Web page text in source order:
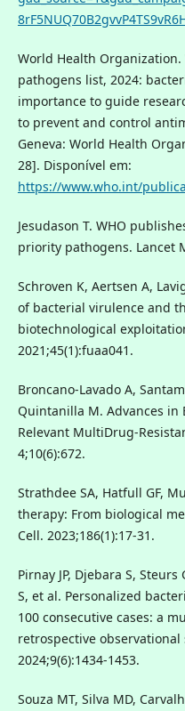
World Health
pathogens list, 2024:
importance to guide
to prevent and control
Geneva: World Health
28]. Disponível em:
https://www.who.int/
Jesudason T. WHO
priority pathogens. Lancet
Schroven K, Aertsen A,
of bacterial virulence and
biotechnological
2021;45(1):fuaa041.
Broncano-Lavado A,
Quintanilla M. Advances
Relevant MultiDrug-
4;10(6):672.
Strathdee SA, Hatfull GF,
therapy: From biological
Cell. 2023;186(1):17-31.
Pirnay JP, Djebara S,
S, et al. Personalized
100 consecutive cases: a
retrospective
2024;9(6):1434-1453.
Souza MT, Silva MD,